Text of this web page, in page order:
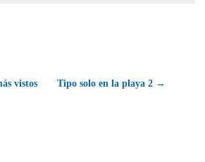
vistos Tipo solo en la playa 2 →